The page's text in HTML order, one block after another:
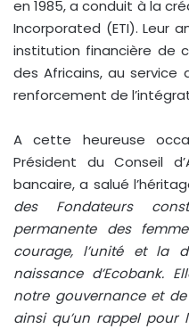
en 1985, a conduit à la
Incorporated (ETI). Leur
institution financière de
des Africains, au service
renforcement de
A cette heureuse
Président du Conseil
bancaire, a salué
des Fondateurs
permanente des
courage, l’unité et la
naissance d’Ecobank.
notre gouvernance et
ainsi qu’un rappel pour